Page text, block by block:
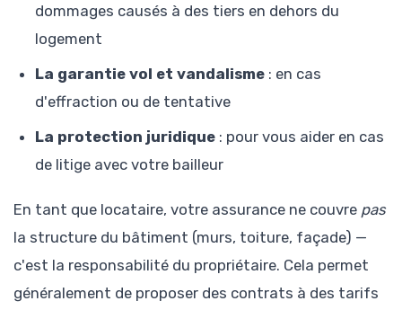
dommages causés à des tiers en dehors du
logement
La garantie vol et vandalisme : en cas
d'effraction ou de tentative
La protection juridique : pour vous aider en cas
de litige avec votre bailleur
En tant que locataire, votre assurance ne couvre pas
la structure du bâtiment (murs, toiture, façade) —
c'est la responsabilité du propriétaire. Cela permet
généralement de proposer des contrats à des tarifs